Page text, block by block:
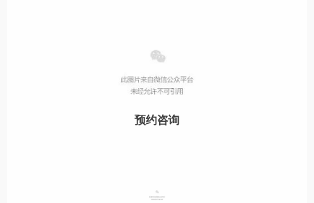
预约咨询